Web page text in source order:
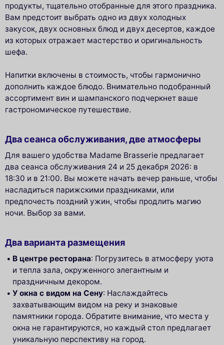
продукты, тщательно отобранные для этого праздника.
Вам предстоит выбрать одно из двух холодных
закусок, двух основных блюд и двух десертов, каждое
из которых отражает мастерство и оригинальность
шефа.
Напитки включены в стоимость, чтобы гармонично
дополнить каждое блюдо. Внимательно подобранный
ассортимент вин и шампанского подчеркнет ваше
гастрономическое путешествие.
Два сеанса обслуживания, две атмосферы
Для вашего удобства Madame Brasserie предлагает
два сеанса обслуживания 24 и 25 декабря 2026: в
18:30 и в 21:00. Вы можете начать вечер раньше, чтобы
насладиться парижскими праздниками, или
предпочесть поздний ужин, чтобы продлить магию
ночи. Выбор за вами.
Два варианта размещения
В центре ресторана: Погрузитесь в атмосферу уюта
и тепла зала, окруженного элегантным и
праздничным декором.
У окна с видом на Сену: Наслаждайтесь
захватывающим видом на реку и знаковые
памятники города. Обратите внимание, что места у
окна не гарантируются, но каждый стол предлагает
уникальную перспективу на город.